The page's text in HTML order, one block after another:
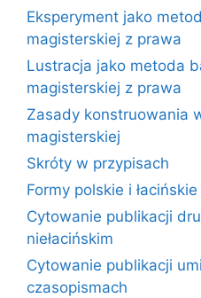
Eksperyment jako
magisterskiej z prawa
Lustracja jako metoda
magisterskiej z prawa
Zasady konstruowania
magisterskiej
Skróty w przypisach
Formy polskie i
Cytowanie publikacji
niełacińskim
Cytowanie publikacji
czasopismach